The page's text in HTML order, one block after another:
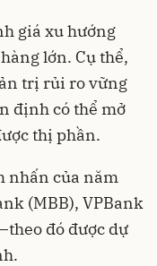
giá xu hướng
lớn. Cụ thể,
trị rủi ro vững
định có thể mở
thị phần.
nhấn của năm
(MBB), VPBank
đó được dự